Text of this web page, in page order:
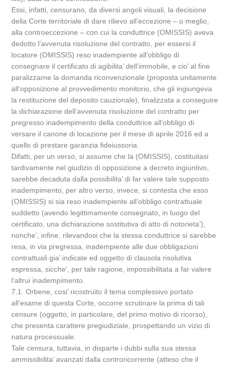
Essi, infatti, censurano, da diversi angoli visuali, la decisione
della Corte territoriale di dare rilievo all’eccezione – o meglio,
alla controeccezione – con cui la conduttrice (OMISSIS) aveva
dedotto l’avvenuta risoluzione del contratto, per essersi il
locatore (OMISSIS) reso inadempiente all’obbligo di
consegnare il certificato di agibilita’ dell’immobile, e cio’ al fine
paralizzarne la domanda riconvenzionale (proposta unitamente
all’opposizione al provvedimento monitorio, che gli ingiungeva
la restituzione del deposito cauzionale), finalizzata a conseguire
la dichiarazione dell’avvenuta risoluzione del contratto per
pregresso inadempimento della conduttrice all’obbligo di
versare il canone di locazione per il mese di aprile 2016 ed a
quello di prestare garanzia fideiussoria.
Difatti, per un verso, si assume che la (OMISSIS), costituitasi
tardivamente nel giudizio di opposizione a decreto ingiuntivo,
sarebbe decaduta dalla possibilita’ di far valere tale supposto
inadempimento, per altro verso, invece, si contesta che esso
(OMISSIS) si sia reso inadempiente all’obbligo contrattuale
suddetto (avendo legittimamente consegnato, in luogo del
certificato, una dichiarazione sostitutiva di atto di notorieta’),
nonche’, infine, rilevandosi che la stessa conduttrice si sarebbe
resa, in via pregressa, inadempiente alle due obbligazioni
contrattuali gia’ indicate ed oggetto di clausola risolutiva
espressa, sicche’, per tale ragione, impossibilitata a far valere
l’altrui inadempimento.
7.1. Orbene, cosi’ ricostruito il tema complessivo portato
all’esame di questa Corte, occorre scrutinare la prima di tali
censure (oggetto, in particolare, del primo motivo di ricorso),
che presenta carattere pregiudiziale, prospettando un vizio di
natura processuale.
Tale censura, tuttavia, in disparte i dubbi sulla sua stessa
ammissibilita’ avanzati dalla controricorrente (atteso che il